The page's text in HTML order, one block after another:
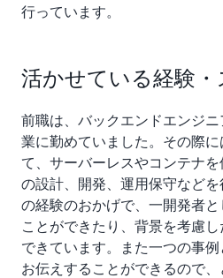
行っています。
活かせている経験・
前職は、バックエンドエンジ
業に勤めていました。その際に
て、サーバーレスやコンテナ
の設計、開発、運用保守など
の経験のおかげで、一開発者
ことができたり、背景を考慮
できています。また一つの事
お伝えすることができるので